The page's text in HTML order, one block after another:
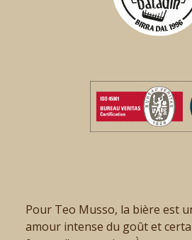
Pour Teo Musso, la bière est
amour intense du goût et